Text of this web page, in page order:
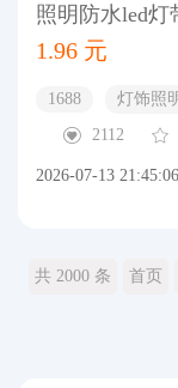
照明防水led灯
1.96 元
1688 灯饰照
2112
2026-07-13 21:45:06
共 2000 条 首页